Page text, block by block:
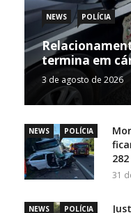
NEWS POLÍCIA
termina em
3 de agosto de 2026
NEWS POLÍCIA
282
31
NEWS
POLÍCIA